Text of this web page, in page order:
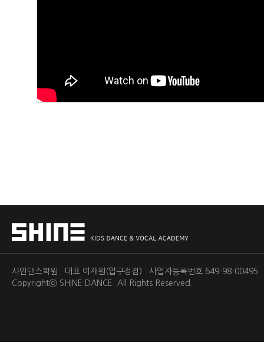
샤인댄스학원 대표 이재원(압구정점) 사업자등록번호 649-98-
Copyrightⓒ SHINE DANCE. All Rights Reserved.